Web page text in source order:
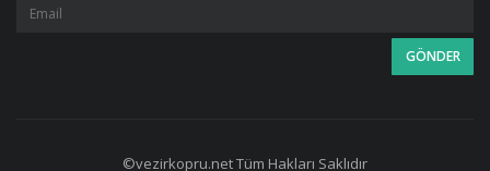
©vezirkopru.net Tüm Hakları Saklıdır